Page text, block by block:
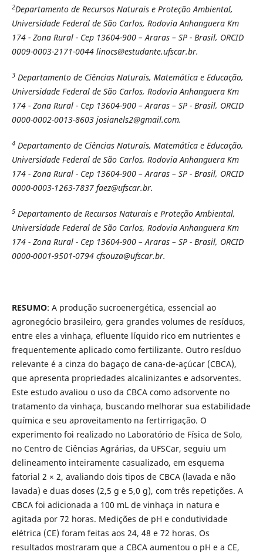
2Departamento de Recursos Naturais e Proteção Ambiental,
Universidade Federal de São Carlos, Rodovia Anhanguera Km
174 - Zona Rural - Cep 13604-900 – Araras – SP - Brasil, ORCID
0009-0003-2171-0044 linocs@estudante.ufscar.br.
3Departamento de Ciências Naturais, Matemática e Educação,
Universidade Federal de São Carlos, Rodovia Anhanguera Km
174 - Zona Rural - Cep 13604-900 – Araras – SP - Brasil, ORCID
0000-0002-0013-8603 josianels2@gmail.com.
4Departamento de Ciências Naturais, Matemática e Educação,
Universidade Federal de São Carlos, Rodovia Anhanguera Km
174 - Zona Rural - Cep 13604-900 – Araras – SP - Brasil, ORCID
0000-0003-1263-7837 faez@ufscar.br.
5Departamento de Recursos Naturais e Proteção Ambiental,
Universidade Federal de São Carlos, Rodovia Anhanguera Km
174 - Zona Rural - Cep 13604-900 – Araras – SP - Brasil, ORCID
0000-0001-9501-0794 cfsouza@ufscar.br.
RESUMO: A produção sucroenergética, essencial ao
agronegócio brasileiro, gera grandes volumes de resíduos,
entre eles a vinhaça, efluente líquido rico em nutrientes e
frequentemente aplicado como fertilizante. Outro resíduo
relevante é a cinza do bagaço de cana-de-açúcar (CBCA),
que apresenta propriedades alcalinizantes e adsorventes.
Este estudo avaliou o uso da CBCA como adsorvente no
tratamento da vinhaça, buscando melhorar sua estabilidade
química e seu aproveitamento na fertirrigação. O
experimento foi realizado no Laboratório de Física de Solo,
no Centro de Ciências Agrárias, da UFSCar, seguiu um
delineamento inteiramente casualizado, em esquema
fatorial 2 × 2, avaliando dois tipos de CBCA (lavada e não
lavada) e duas doses (2,5 g e 5,0 g), com três repetições. A
CBCA foi adicionada a 100 mL de vinhaça in natura e
agitada por 72 horas. Medições de pH e condutividade
elétrica (CE) foram feitas aos 24, 48 e 72 horas. Os
resultados mostraram que a CBCA aumentou o pH e a CE,